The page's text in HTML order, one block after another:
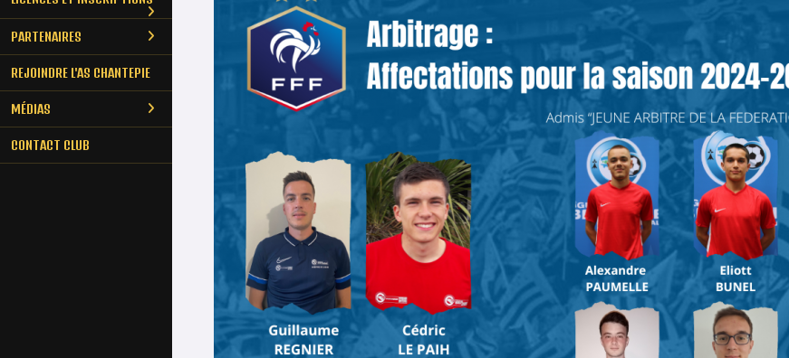
PARTENAIRES
REJOINDRE L'AS CHANTEPIE
MÉDIAS
CONTACT CLUB